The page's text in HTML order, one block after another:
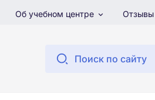
Об учебном центре Отзывы
Поиск по сайту